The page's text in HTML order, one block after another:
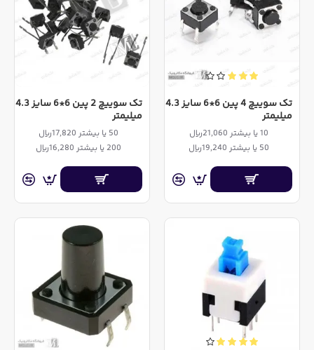
تک سوییچ 4 پین 6*6 سایز 4.3
میلیمتر
10 یا بیشتر 21,060ریال
50 یا بیشتر 19,240ریال
تک سوییچ 2 پین 6*6 سایز 4.3
میلیمتر
50 یا بیشتر 17,820ریال
200 یا بیشتر 16,280ریال